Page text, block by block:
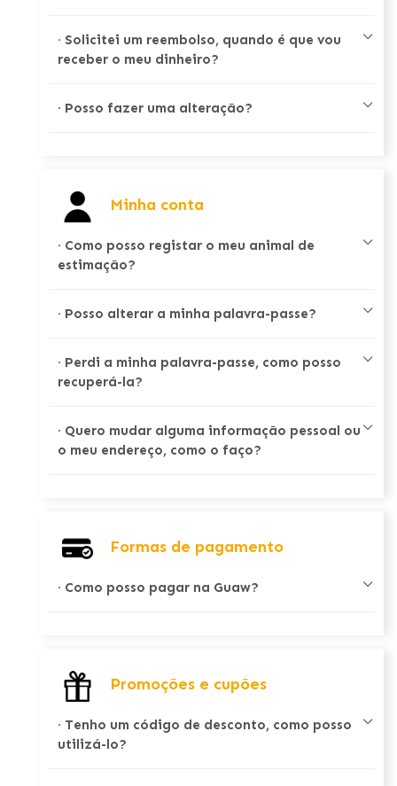
· Solicitei um reembolso, quando é que vou
receber o meu dinheiro?
· Posso fazer uma alteração?
Minha conta
· Como posso registar o meu animal de
estimação?
· Posso alterar a minha palavra-passe?
· Perdi a minha palavra-passe, como posso
recuperá-la?
· Quero mudar alguma informação pessoal ou
o meu endereço, como o faço?
Formas de pagamento
· Como posso pagar na Guaw?
Promoções e cupões
· Tenho um código de desconto, como posso
utilizá-lo?